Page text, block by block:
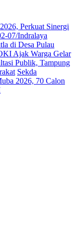
Perkuat Sinergi
07/Indralaya
di Desa Pulau
Ajak Warga Gelar
Publik, Tampung
Sekda
2026, 70 Calon